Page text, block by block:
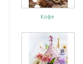
Кофе